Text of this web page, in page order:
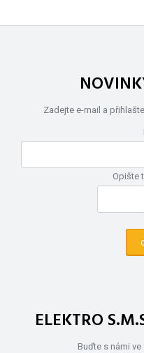
Zadejte e-mail a
Opište
ELEKTRO
Buďte s námi